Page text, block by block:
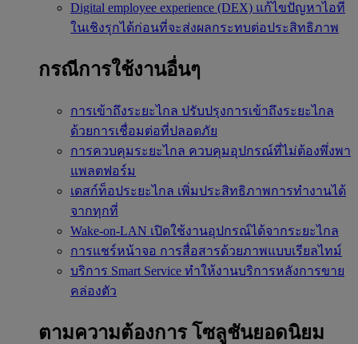
Digital employee experience (DEX) แก้ไขปัญหาไอที
ในเชิงรุกได้ก่อนที่จะส่งผลกระทบต่อประสิทธิภาพ
กรณีการใช้งานอื่นๆ
การเข้าถึงระยะไกล ปรับปรุงการเข้าถึงระยะไกล
ด้วยการเชื่อมต่อที่ปลอดภัย
การควบคุมระยะไกล ควบคุมอุปกรณ์ที่ไม่ต้องพึ่งพา
แพลตฟอร์ม
เดสก์ท็อประยะไกล เพิ่มประสิทธิภาพการทำงานได้
จากทุกที่
Wake-on-LAN เปิดใช้งานอุปกรณ์ได้จากระยะไกล
การแชร์หน้าจอ การสื่อสารด้วยภาพแบบเรียลไทม์
บริการ Smart Service ทำให้งานบริการหลังการขาย
คล่องตัว
ตามความต้องการ โซลูชันยอดนิยม